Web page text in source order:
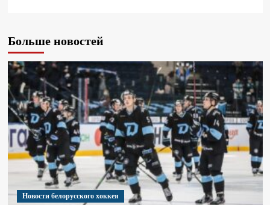
Больше новостей
Новости белорусского хоккея